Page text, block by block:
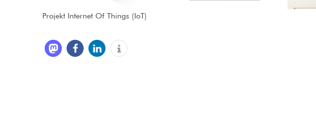
Projekt Internet Of Things (IoT)